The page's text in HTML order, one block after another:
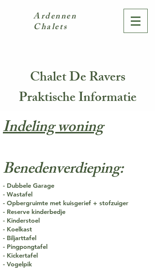
Ardennen
Chalets
Chalet De Ravers
Praktische Informatie
Indeling woning
Benedenverdieping:
- Dubbele Garage
- Wastafel
- Opbergruimte met kuisgerief + stofzuiger
- Reserve kinderbedje
- Kinderstoel
- Koelkast
- Biljarttafel
- Pingpongtafel
- Kickertafel
- Vogelpik